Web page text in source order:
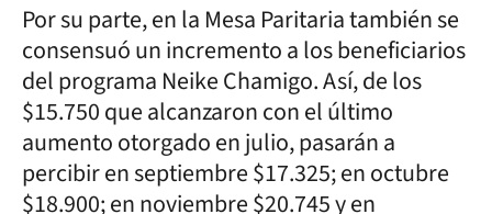
Por su parte, en la Mesa Paritaria también se
consensuó un incremento a los beneficiarios
del programa Neike Chamigo. Así, de los
$15.750 que alcanzaron con el último
aumento otorgado en julio, pasarán a
percibir en septiembre $17.325; en octubre
$18.900; en noviembre $20.745 y en